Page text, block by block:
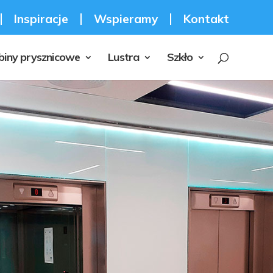
Inspiracje Wspieramy Kontakt
prysznicowe Lustra Szkło